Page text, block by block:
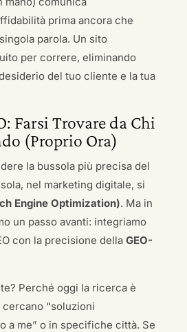
prima ancora che
parola. Un sito
per correre, eliminando
del tuo cliente e la tua
Farsi Trovare da Chi
(Proprio Ora)
la bussola più precisa del
nel marketing digitale, si
Engine Optimization). Ma in
un passo avanti: integriamo
con la precisione della GEO-
Perché oggi la ricerca è
“soluzioni
a me” o in specifiche città. Se